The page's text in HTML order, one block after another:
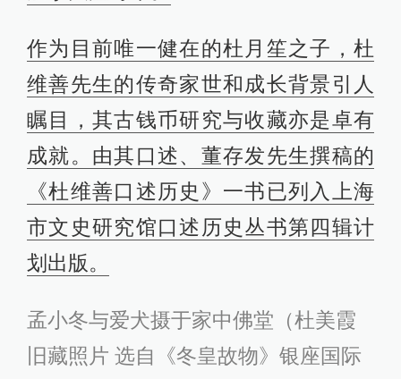
作为目前唯一健在的杜月笙之子，杜
维善先生的传奇家世和成长背景引人
瞩目，其古钱币研究与收藏亦是卓有
成就。由其口述、董存发先生撰稿的
《杜维善口述历史》一书已列入上海
市文史研究馆口述历史丛书第四辑计
划出版。
孟小冬与爱犬摄于家中佛堂（杜美霞
旧藏照片 选自《冬皇故物》银座国际